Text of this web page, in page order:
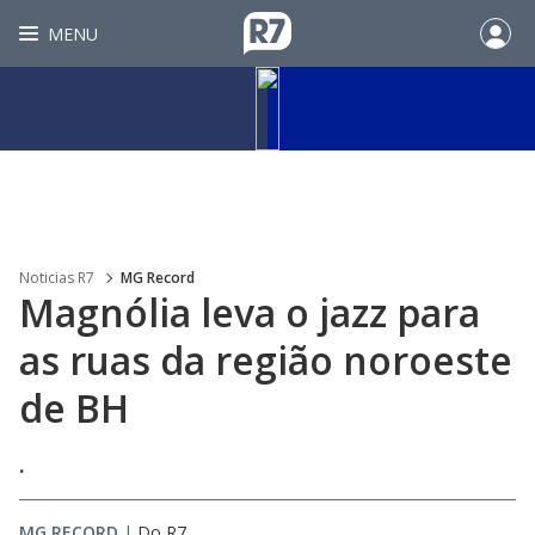
MENU
Noticias R7 MG Record
Magnólia leva o jazz para
as ruas da região noroeste
de BH
.